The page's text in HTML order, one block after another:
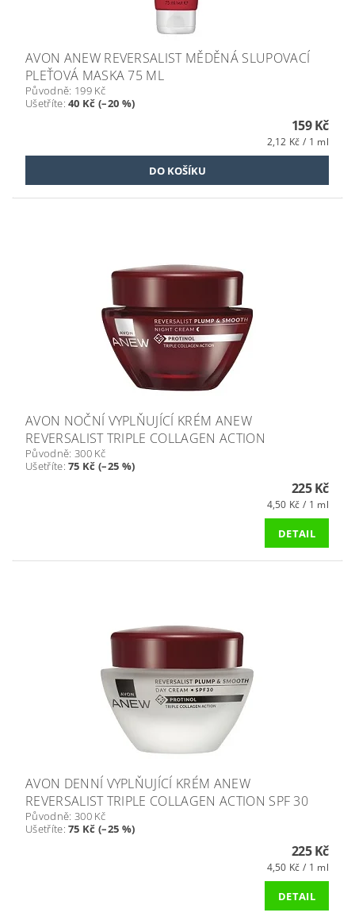
AVON ANEW REVERSALIST MĚDĚNÁ SLUPOVACÍ
PLEŤOVÁ MASKA 75 ML
Původně: 199 Kč
Ušetříte:40 Kč (–20 %)
159 Kč
2,12 Kč / 1 ml
AVON NOČNÍ VYPLŇUJÍCÍ KRÉM ANEW
REVERSALIST TRIPLE COLLAGEN ACTION
Původně: 300 Kč
Ušetříte:75 Kč (–25 %)
225 Kč
4,50 Kč / 1 ml
DETAIL
AVON DENNÍ VYPLŇUJÍCÍ KRÉM ANEW
REVERSALIST TRIPLE COLLAGEN ACTION SPF 30
Původně: 300 Kč
Ušetříte:75 Kč (–25 %)
225 Kč
4,50 Kč / 1 ml
DETAIL